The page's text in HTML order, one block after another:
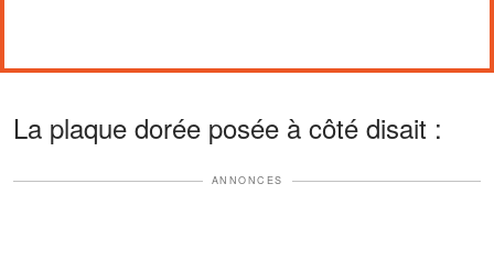
La plaque dorée posée à côté disait :
ANNONCES